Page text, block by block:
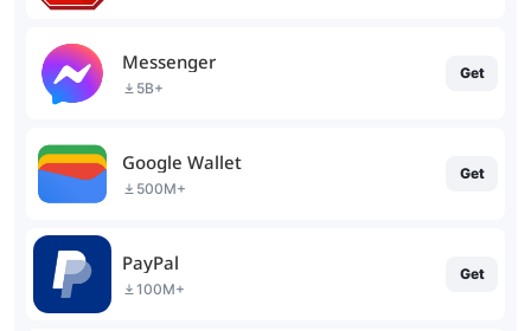
Messenger
5B+
Get
Google Wallet
500M+
Get
PayPal
100M+
Get